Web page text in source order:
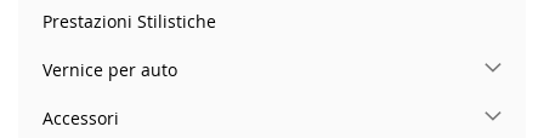
Prestazioni Stilistiche
Vernice per auto
Accessori